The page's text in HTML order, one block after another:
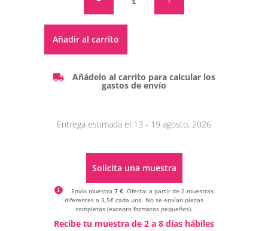
Añadir al carrito
Añádelo al carrito para calcular los
gastos de envío
Entrega estimada el 13 - 19 agosto, 2026
Solicita una muestra
Envío muestra 7 €. Oferta: a partir de 2 muestras
diferentes a 3,5€ cada una. No se envían piezas
completas (excepto formatos pequeños).
Alternative:
Recibe tu muestra de 2 a 8 días hábiles